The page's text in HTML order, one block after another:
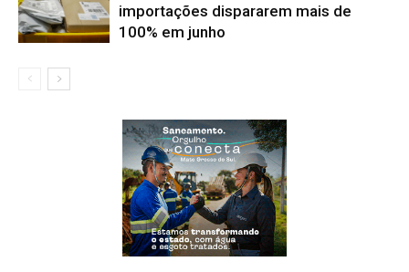
importações dispararem mais de
100% em junho